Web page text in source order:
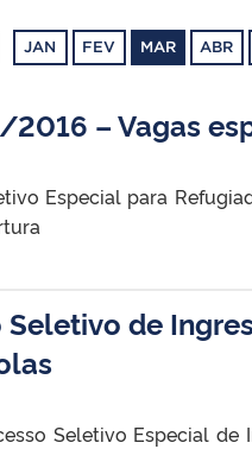
JAN FEV MAR ABR
– Vagas
Especial para
Seletivo de
Seletivo Especial de